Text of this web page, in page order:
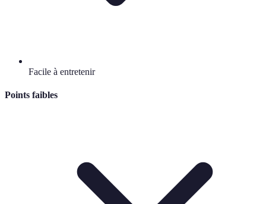
Facile à entretenir
Points faibles